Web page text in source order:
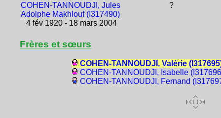
COHEN-TANNOUDJI, Jules
Adolphe Makhlouf (I317490)
4 fév 1920 - 18 mars 2004
?
Frères et sœurs
COHEN-TANNOUDJI, Valérie
COHEN-TANNOUDJI, Isabelle
COHEN-TANNOUDJI, Fernand